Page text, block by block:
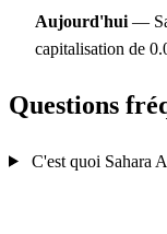
Aujourd'hui —
capitalisation de
Questions
C'est quoi Sahara